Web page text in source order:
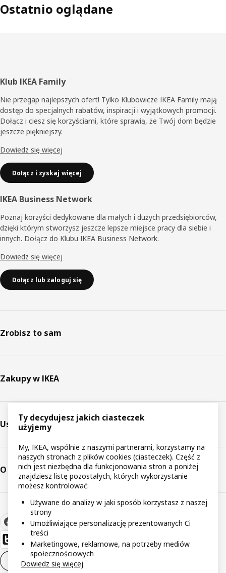
Ostatnio oglądane
Stopka
Klub IKEA Family
Nie przegap najlepszych ofert! Tylko Klubowicze IKEA Family mają
dostęp do specjalnych rabatów, inspiracji i wyjątkowych promocji.
Dołącz i ciesz się korzyściami, które sprawią, że Twój dom będzie
jeszcze piękniejszy.
Dowiedz się więcej
Dołącz i zyskaj więcej
IKEA Business Network
Poznaj korzyści dedykowane dla małych i dużych przedsiębiorców,
dzięki którym stworzysz jeszcze lepsze miejsce pracy dla siebie i
innych. Dołącz do Klubu IKEA Business Network.
Dowiedz się więcej
Dołącz lub zaloguj się
Zrobisz to sam
Zakupy w IKEA
Usługi
O IKEA
Ustawienia plików cookie
Ty decydujesz jakich ciasteczek
użyjemy
My, IKEA, wspólnie z naszymi partnerami, korzystamy na
naszych stronach z plików cookies (ciasteczek). Część z
nich jest niezbędna dla funkcjonowania stron a poniżej
znajdziesz listę pozostałych, których wykorzystanie
możesz kontrolować:
Używane do analizy w jaki sposób korzystasz z naszej
strony
Umożliwiające personalizację prezentowanych Ci
treści
Marketingowe, reklamowe, na potrzeby mediów
społecznościowych
Dowiedz się więcej